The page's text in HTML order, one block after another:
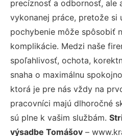
precíznosť a odbornosť, ale
vykonanej práce, pretože si
pochybenie môže spôsobiť
komplikácie. Medzi naše
spoľahlivosť, ochota,
snaha o maximálnu
ktorá je pre nás vždy na
pracovníci majú dlhoročné
sú plne k vašim službám.
výsadbe Tomášov –